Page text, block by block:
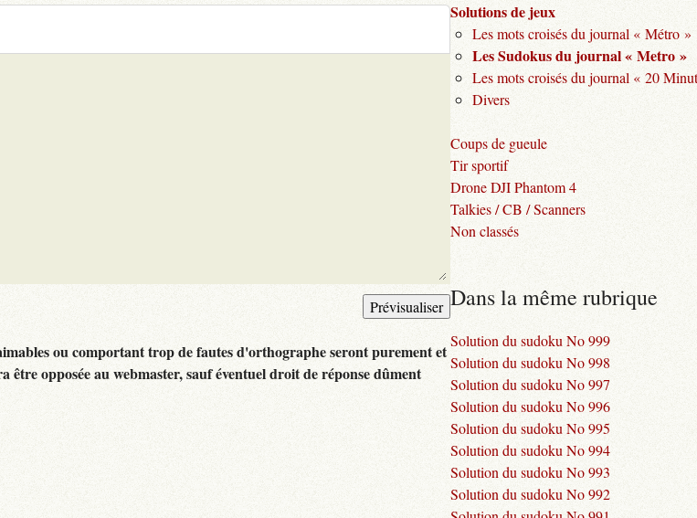
ou comportant trop de fautes d'orthographe seront purement et
opposée au webmaster, sauf éventuel droit de réponse dûment
Solutions de jeux
Les mots croisés du journal « Métro »
Les Sudokus du journal « Metro »
Les mots croisés du journal « 20
Divers
Coups de gueule
Tir sportif
Drone DJI Phantom 4
Talkies / CB / Scanners
Non classés
Dans la même rubrique
Solution du sudoku No 999
Solution du sudoku No 998
Solution du sudoku No 997
Solution du sudoku No 996
Solution du sudoku No 995
Solution du sudoku No 994
Solution du sudoku No 993
Solution du sudoku No 992